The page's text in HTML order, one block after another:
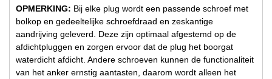
OPMERKING: Bij elke plug wordt een passende schroef met
bolkop en gedeeltelijke schroefdraad en zeskantige
aandrijving geleverd. Deze zijn optimaal afgestemd op de
afdichtpluggen en zorgen ervoor dat de plug het boorgat
waterdicht afdicht. Andere schroeven kunnen de functionaliteit
van het anker ernstig aantasten, daarom wordt alleen het